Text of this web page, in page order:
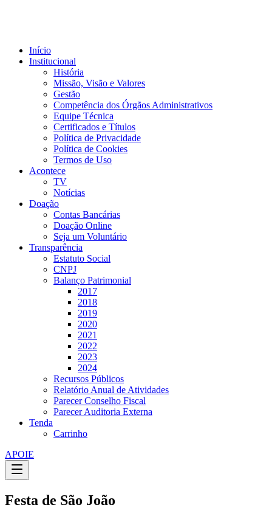
Início
Institucional
História
Missão, Visão e Valores
Gestão
Competência dos Órgãos Administrativos
Equipe Técnica
Certificados e Títulos
Política de Privacidade
Política de Cookies
Termos de Uso
Acontece
TV
Notícias
Doação
Contas Bancárias
Doação Online
Seja um Voluntário
Transparência
Estatuto Social
CNPJ
Balanço Patrimonial
2017
2018
2019
2020
2021
2022
2023
2024
Recursos Públicos
Relatório Anual de Atividades
Parecer Conselho Fiscal
Parecer Auditoria Externa
Tenda
Carrinho
APOIE
Festa de São João